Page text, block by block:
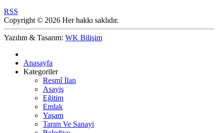
RSS
Copyright © 2026 Her hakkı saklıdır.
Yazılım & Tasarım: WK Bilişim
Anasayfa
Kategoriler
Resmî İlan
Asayiş
Eğitim
Emlak
Yaşam
Tarım Ve Sanayi